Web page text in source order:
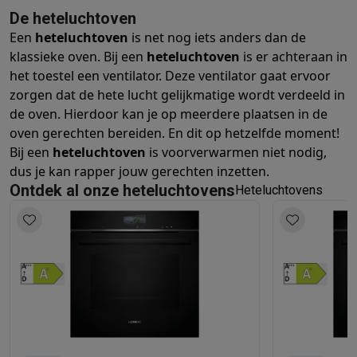
Refurbished
Refurbished smartphonesRefurbished tablets Refurbished
Huishouden
Wasmachines met ecochequesDroogkasten met ecocheques
Kleine keukentoestellen
Kleine keukentoestellen met ecocheques Koffiemachines met
Grote keukentoestellen
Vaatwassers met ecochequesKoelkasten met ecocheques
Airco
Airco's met ecocheques
TV & audio
TV met ecochequesBluetooth speakers met ecocheques
Smartphones met ecocheques Tablets met ecocheques
Eco initiatieven
De heteluchtoven
Een heteluchtoven is net nog iets anders dan de
klassieke oven. Bij een heteluchtoven is er achteraan in
het toestel een ventilator. Deze ventilator gaat ervoor
zorgen dat de hete lucht gelijkmatige wordt verdeeld in
de oven. Hierdoor kan je op meerdere plaatsen in de
oven gerechten bereiden. En dit op hetzelfde moment!
Bij een heteluchtoven is voorverwarmen niet nodig,
dus je kan rapper jouw gerechten inzetten.
Ontdek al onze heteluchtovensHeteluchtovens